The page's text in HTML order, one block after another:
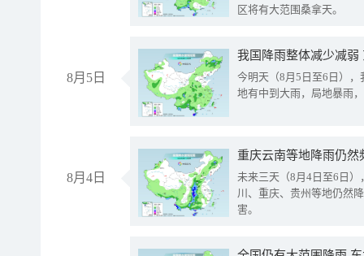
区将有大范围桑拿天。
8月5日
我国降雨整体减少减弱
今明天（8月5日至6日）
地有中到大雨，局地暴雨
8月4日
重庆云南等地降雨仍然
未来三天（8月4日至6日
川、重庆、贵州等地仍然
害。